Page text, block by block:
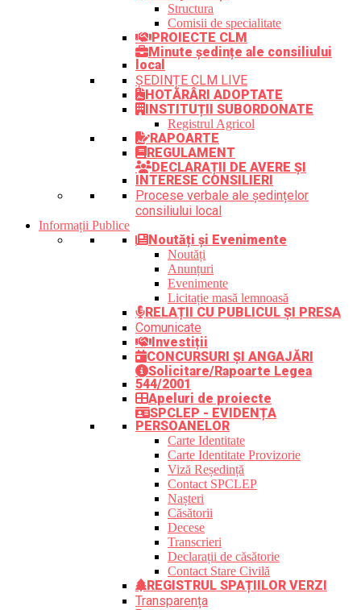
Structura
Comisii de specialitate
PROIECTE CLM
Minute ședințe ale consiliului
local
ȘEDINȚE CLM LIVE
HOTĂRÂRI ADOPTATE
INSTITUȚII SUBORDONATE
Registrul Agricol
RAPOARTE
REGULAMENT
DECLARAȚII DE AVERE ȘI
INTERESE CONSILIERI
Procese verbale ale ședințelor
consiliului local
Informații Publice
Noutăți și Evenimente
Noutăți
Anunțuri
Evenimente
Licitație masă lemnoasă
RELAȚII CU PUBLICUL ȘI PRESA
Comunicate
Investiții
CONCURSURI ȘI ANGAJĂRI
Solicitare/Rapoarte Legea
544/2001
Apeluri de proiecte
SPCLEP - EVIDENȚA
PERSOANELOR
Carte Identitate
Carte Identitate Provizorie
Viză Reședință
Contact SPCLEP
Nașteri
Căsătorii
Decese
Transcrieri
Declarații de căsătorie
Contact Stare Civilă
REGISTRUL SPAȚIILOR VERZI
Transparența